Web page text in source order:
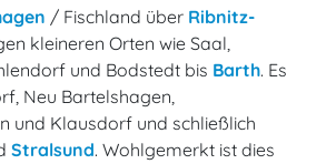
/ Fischland über Ribnitz-
kleineren Orten wie Saal,
und Bodstedt bis Barth. Es
Neu Bartelshagen,
und Klausdorf und schließlich
Stralsund. Wohlgemerkt ist dies